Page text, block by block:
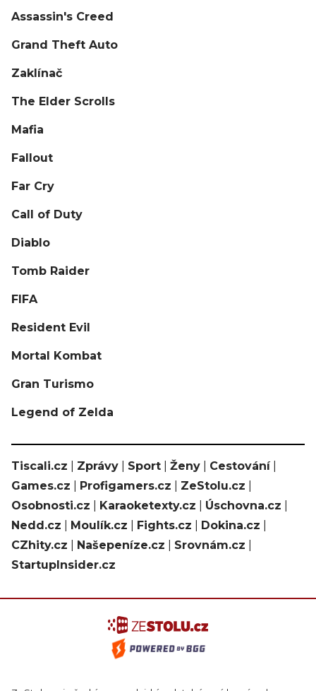
Assassin's Creed
Grand Theft Auto
Zaklínač
The Elder Scrolls
Mafia
Fallout
Far Cry
Call of Duty
Diablo
Tomb Raider
FIFA
Resident Evil
Mortal Kombat
Gran Turismo
Legend of Zelda
Tiscali.cz Zprávy Sport Ženy Cestování|
Games.cz
Profigamers.cz ZeStolu.cz
Osobnosti.cz
Karaoketexty.cz Úschovna.cz
Nedd.cz
Moulík.cz Fights.cz Dokina.cz
CZhity.cz
Našepeníze.cz Srovnám.cz
StartupInsider.cz